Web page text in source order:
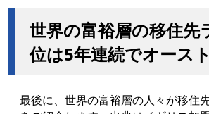
世界の富裕層の移住先
位は5年連続でオース
最後に、世界の富裕層の人々が移住